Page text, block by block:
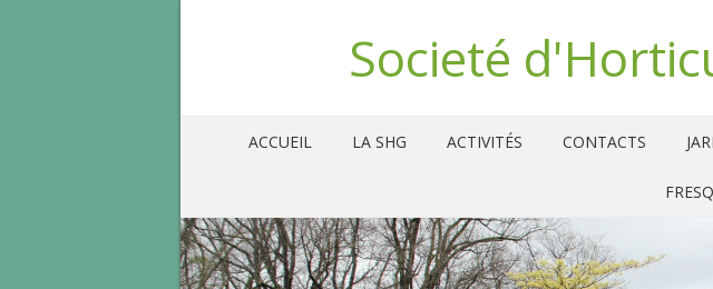
Societé
ACCUEIL LA SHG ACTIVITÉS CONTACTS